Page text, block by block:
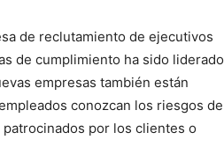
de reclutamiento de ejecutivos
de cumplimiento ha sido liderado
empresas también están
conozcan los riesgos de
por los clientes o